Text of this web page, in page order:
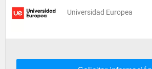
Universidad Europea